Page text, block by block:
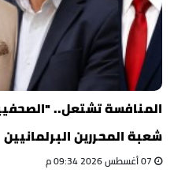
المنافسة تشتعل..
شعبة المحررين البرلمانيين